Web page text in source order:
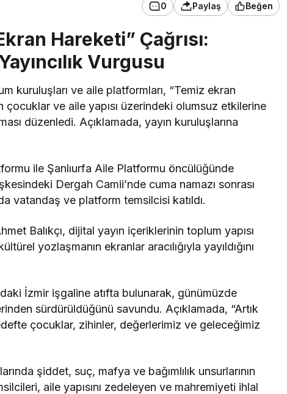
0 Paylaş Beğen
Hareketi” Çağrısı:
Vurgusu
kuruluşları ve aile platformları, “Temiz ekran
çocuklar ve aile yapısı üzerindeki olumsuz etkilerine
düzenledi. Açıklamada, yayın kuruluşlarına
ile Şanlıurfa Aile Platformu öncülüğünde
Dergah Camii’nde cuma namazı sonrası
vatandaş ve platform temsilcisi katıldı.
Balıkçı, dijital yayın içeriklerinin toplum yapısı
yozlaşmanın ekranlar aracılığıyla yayıldığını
İzmir işgaline atıfta bulunarak, günümüzde
sürdürüldüğünü savundu. Açıklamada, “Artık
çocuklar, zihinler, değerlerimiz ve geleceğimiz
şiddet, suç, mafya ve bağımlılık unsurlarının
aile yapısını zedeleyen ve mahremiyeti ihlal